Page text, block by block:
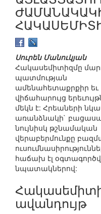
Սուրեն Մանուկյան
Հակասեմիտիզմը
պատմության
ամենահետաքրքիր եւ
վիճահարույց
մեկն է: Հրեաների
առանձնակի`
նույնիսկ թշնամական
վերաբերմունքը
հաճախ էլ
նպատակներով:
ավանդույթ